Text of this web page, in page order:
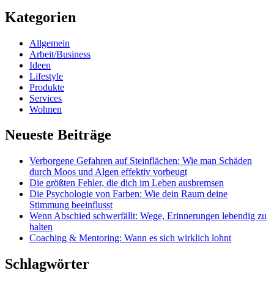
Kategorien
Allgemein
Arbeit/Business
Ideen
Lifestyle
Produkte
Services
Wohnen
Neueste Beiträge
Verborgene Gefahren auf Steinflächen: Wie man Schäden
durch Moos und Algen effektiv vorbeugt
Die größten Fehler, die dich im Leben ausbremsen
Die Psychologie von Farben: Wie dein Raum deine
Stimmung beeinflusst
Wenn Abschied schwerfällt: Wege, Erinnerungen lebendig zu
halten
Coaching & Mentoring: Wann es sich wirklich lohnt
Schlagwörter